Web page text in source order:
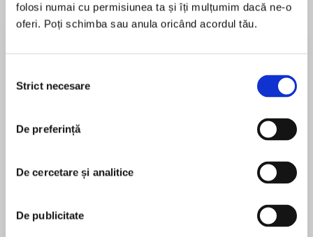
folosi numai cu permisiunea ta și îți mulțumim dacă ne-o
oferi. Poți schimba sau anula oricând acordul tău.
consimțământului
Strict necesare
De preferință
De cercetare și analitice
De publicitate
Desprecarte
new series from TV and radio comedy writing
talent Nigel Smith.
The Most Embarrassing Dad in the world is back
and embarrassing Nat even more than ever!
everything is far from ‘bonne’!
MAI MULT
pentru această carte